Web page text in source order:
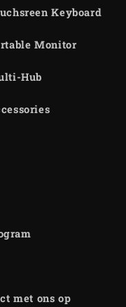
Keyboard
Monitor
Hub
met ons op